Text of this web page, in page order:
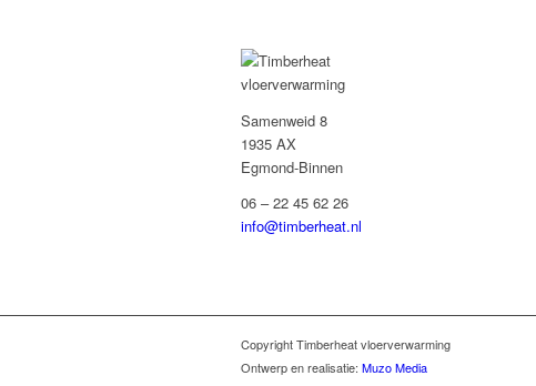
Samenweid 8
1935 AX
Egmond-Binnen
06 – 22 45 62 26
info@timberheat.nl
Copyright Timberheat vloerverwarming
Ontwerp en realisatie: Muzo Media